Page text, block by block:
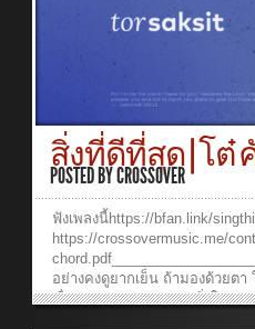
YongpiyakulCamera
Sarita SuveeraLighting
Suveera Chorus:ความรักของ
จะแปรผันในวันที่หลงทาง พระ
พระองค์ผู้ที่ทรงรักฉันไม่เปลี่ยน
ก่อนไม่ใช่คน ที่ดีพร้อม แต่พระ
ให้ฉันได้พบความหมายพระคุณพ
Tag:ขอบคุณพระเยซู ขอบคุณพ
หลงทาง พระองค์ทรงตามหาใ
crossover...
สิ่งที่ดีที่สุด | โต๋
POSTED BYCROSSOVER
ฟังเพลงนี้https://bfan.link/
https://crossovermusic.me/
อย่างคงดูยากเย็น ถ้ามองด้วยตา
เรื่องราวมากมายจะเจอสิ่งใด พ